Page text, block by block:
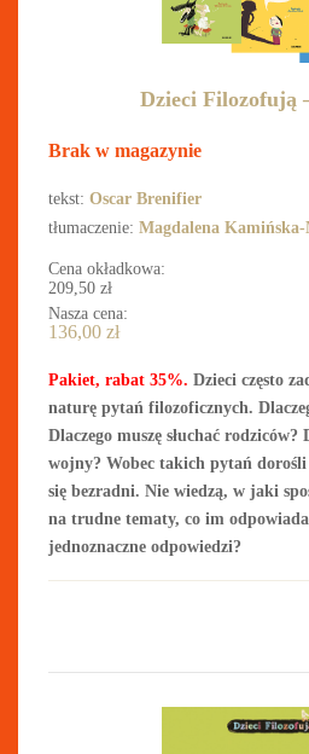
Dzieci Filozofują
Brak w magazynie
tekst: Oscar Brenifier
tłumaczenie: Magdalena
Cena okładkowa:
209,50 zł
Nasza cena:
136,00 zł
Pakiet, rabat 35%. Dzieci często
naturę pytań filozoficznych.
Dlaczego muszę słuchać rodziców?
wojny? Wobec takich pytań
się bezradni. Nie wiedzą, w jaki
na trudne tematy, co im
jednoznaczne odpowiedzi?